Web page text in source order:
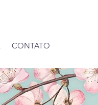
CONTATO